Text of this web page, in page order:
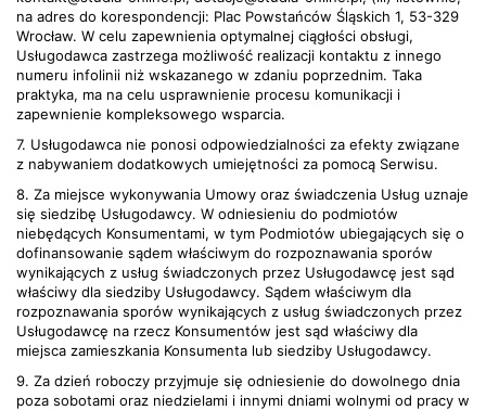
na adres do korespondencji: Plac Powstańców Śląskich 1, 53-329
Wrocław. W celu zapewnienia optymalnej ciągłości obsługi,
Usługodawca zastrzega możliwość realizacji kontaktu z innego
numeru infolinii niż wskazanego w zdaniu poprzednim. Taka
praktyka, ma na celu usprawnienie procesu komunikacji i
zapewnienie kompleksowego wsparcia.
7. Usługodawca nie ponosi odpowiedzialności za efekty związane
z nabywaniem dodatkowych umiejętności za pomocą Serwisu.
8. Za miejsce wykonywania Umowy oraz świadczenia Usług uznaje
się siedzibę Usługodawcy. W odniesieniu do podmiotów
niebędących Konsumentami, w tym Podmiotów ubiegających się o
dofinansowanie sądem właściwym do rozpoznawania sporów
wynikających z usług świadczonych przez Usługodawcę jest sąd
właściwy dla siedziby Usługodawcy. Sądem właściwym dla
rozpoznawania sporów wynikających z usług świadczonych przez
Usługodawcę na rzecz Konsumentów jest sąd właściwy dla
miejsca zamieszkania Konsumenta lub siedziby Usługodawcy.
9. Za dzień roboczy przyjmuje się odniesienie do dowolnego dnia
poza sobotami oraz niedzielami i innymi dniami wolnymi od pracy w